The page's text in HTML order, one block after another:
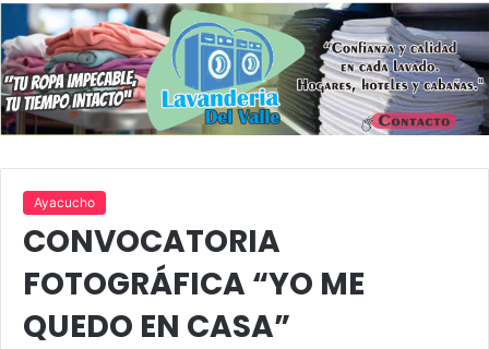
Ayacucho
CONVOCATORIA
FOTOGRÁFICA “YO ME
QUEDO EN CASA”